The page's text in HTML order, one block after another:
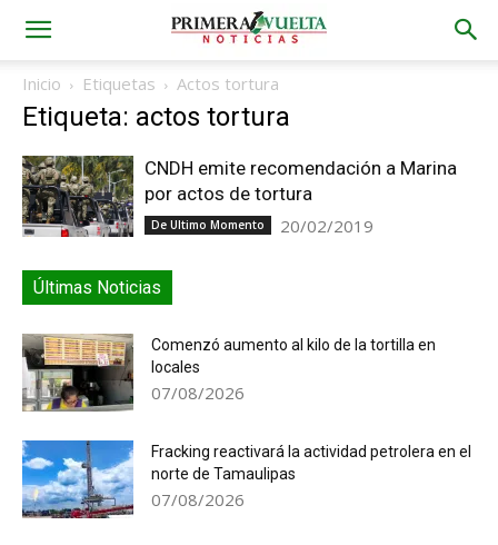
Inicio Etiquetas Actos tortura
Etiqueta: actos tortura
CNDH emite recomendación a Marina
por actos de tortura
De Ultimo Momento 20/02/2019
Últimas Noticias
Comenzó aumento al kilo de la tortilla en
locales
07/08/2026
Fracking reactivará la actividad petrolera en el
norte de Tamaulipas
07/08/2026